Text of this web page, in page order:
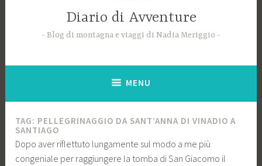
Diario di Avventure
Blog di montagna e viaggi di Nadia Meriggio
MENU
TAG: PELLEGRINAGGIO DA SANT’ANNA DI VINADIO A
SANTIAGO
Dopo aver riflettuto lungamente sul modo a me più
congeniale per raggiungere la tomba di San Giacomo il